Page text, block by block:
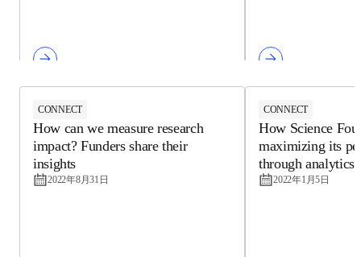
CONNECT
How can we measure research
impact? Funders share their
insights
2022年8月31日
CONNECT
How Science
maximizing its
through analytics
2022年1月5日